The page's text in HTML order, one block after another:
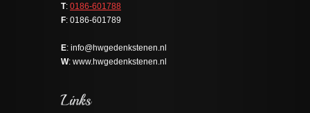
T: 0186-601788
F: 0186-601789
E: info@hwgedenkstenen.nl
W: www.hwgedenkstenen.nl